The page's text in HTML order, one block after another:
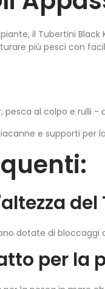
il Tubertini
più pesci con
pesca al colpo e rulli
e supporti per
dotate di
per la